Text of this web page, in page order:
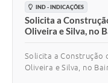
IND - INDICAÇÕES
Solicita a
Oliveira e Silva, no
Solicita a Construção
Oliveira e Silva, no